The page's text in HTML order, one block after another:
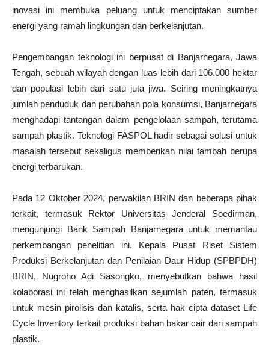
inovasi ini membuka peluang untuk menciptakan sumber
energi yang ramah lingkungan dan berkelanjutan.
Pengembangan teknologi ini berpusat di Banjarnegara, Jawa
Tengah, sebuah wilayah dengan luas lebih dari 106.000 hektar
dan populasi lebih dari satu juta jiwa. Seiring meningkatnya
jumlah penduduk dan perubahan pola konsumsi, Banjarnegara
menghadapi tantangan dalam pengelolaan sampah, terutama
sampah plastik. Teknologi FASPOL hadir sebagai solusi untuk
masalah tersebut sekaligus memberikan nilai tambah berupa
energi terbarukan.
Pada 12 Oktober 2024, perwakilan BRIN dan beberapa pihak
terkait, termasuk Rektor Universitas Jenderal Soedirman,
mengunjungi Bank Sampah Banjarnegara untuk memantau
perkembangan penelitian ini. Kepala Pusat Riset Sistem
Produksi Berkelanjutan dan Penilaian Daur Hidup (SPBPDH)
BRIN, Nugroho Adi Sasongko, menyebutkan bahwa hasil
kolaborasi ini telah menghasilkan sejumlah paten, termasuk
untuk mesin pirolisis dan katalis, serta hak cipta dataset Life
Cycle Inventory terkait produksi bahan bakar cair dari sampah
plastik.